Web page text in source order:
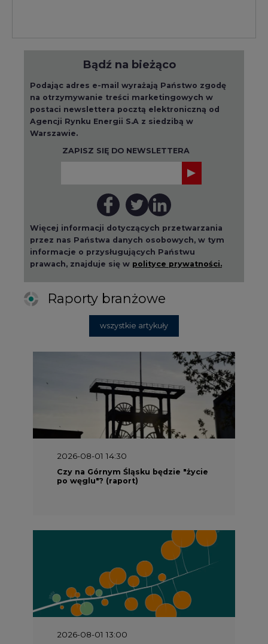
Bądź na bieżąco
Podając adres e-mail wyrażają Państwo zgodę
na otrzymywanie treści marketingowych w
postaci newslettera pocztą elektroniczną od
Agencji Rynku Energii S.A z siedzibą w
Warszawie.
ZAPISZ SIĘ DO NEWSLETTERA
Więcej informacji dotyczących przetwarzania
przez nas Państwa danych osobowych, w tym
informacje o przysługujących Państwu
prawach, znajduje się w polityce prywatności.
Raporty branżowe
wszystkie artykuły
2026-08-01 14:30
Czy na Górnym Śląsku będzie "życie
po węglu"? (raport)
2026-08-01 13:00